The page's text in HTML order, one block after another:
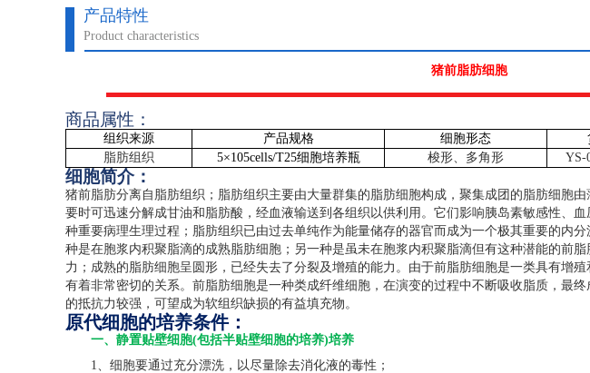
产品特性
Product characteristics
猪前脂肪细胞
商品属性：
组织来源 产品规格 细胞形态
脂肪组织
5×105cells/T25细胞培养瓶 梭形、多角形 YS-
细胞简介：
猪前脂肪分离自脂肪组织；脂肪组织主要由大量群集的脂肪细胞构成，聚集成团的脂肪细胞
要时可迅速分解成甘油和脂肪酸，经血液输送到各组织以供利用。它们影响胰岛素敏感性、
种重要病理生理过程；脂肪组织已由过去单纯作为能量储存的器官而成为一个极其重要的内
种是在胞浆内积聚脂滴的成熟脂肪细胞；另一种是虽未在胞浆内积聚脂滴但有这种潜能的前
力；成熟的脂肪细胞呈圆形，已经失去了分裂及增殖的能力。由于前脂肪细胞是一类具有增
有着非常密切的关系。前脂肪细胞是一种类成纤维细胞，在演变的过程中不断吸收脂质，最
的抵抗力较强，可望成为软组织缺损的有益填充物。
原代细胞的培养条件：
一、静置贴壁细胞(包括半贴壁细胞的培养)培养
1、细胞要通过充分漂洗，以尽量除去消化液的毒性；